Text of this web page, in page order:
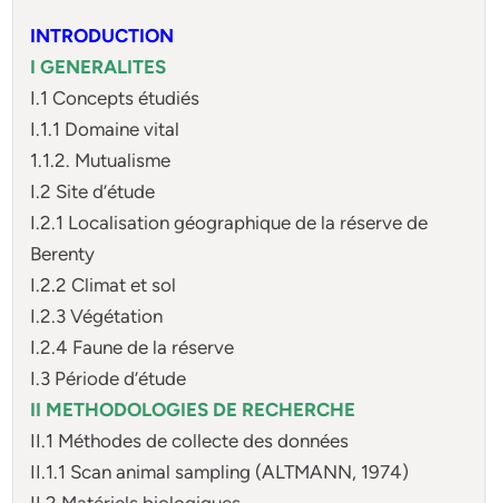
INTRODUCTION
I GENERALITES
I.1 Concepts étudiés
I.1.1 Domaine vital
1.1.2. Mutualisme
I.2 Site d’étude
I.2.1 Localisation géographique de la réserve de
Berenty
I.2.2 Climat et sol
I.2.3 Végétation
I.2.4 Faune de la réserve
I.3 Période d’étude
II METHODOLOGIES DE RECHERCHE
II.1 Méthodes de collecte des données
II.1.1 Scan animal sampling (ALTMANN, 1974)